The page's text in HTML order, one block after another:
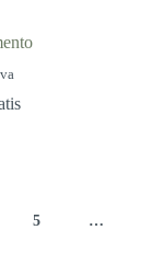
5 …